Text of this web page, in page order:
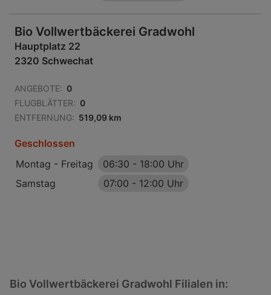
Bio Vollwertbäckerei Gradwohl
Hauptplatz 22
2320 Schwechat
ANGEBOTE: 0
FLUGBLÄTTER: 0
ENTFERNUNG: 519,09 km
Geschlossen
Montag - Freitag
06:30 - 18:00 Uhr
Samstag
07:00 - 12:00 Uhr
Bio Vollwertbäckerei Gradwohl Filialen in: